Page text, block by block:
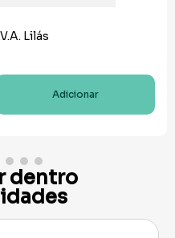
Lilás
Adicionar
dentro